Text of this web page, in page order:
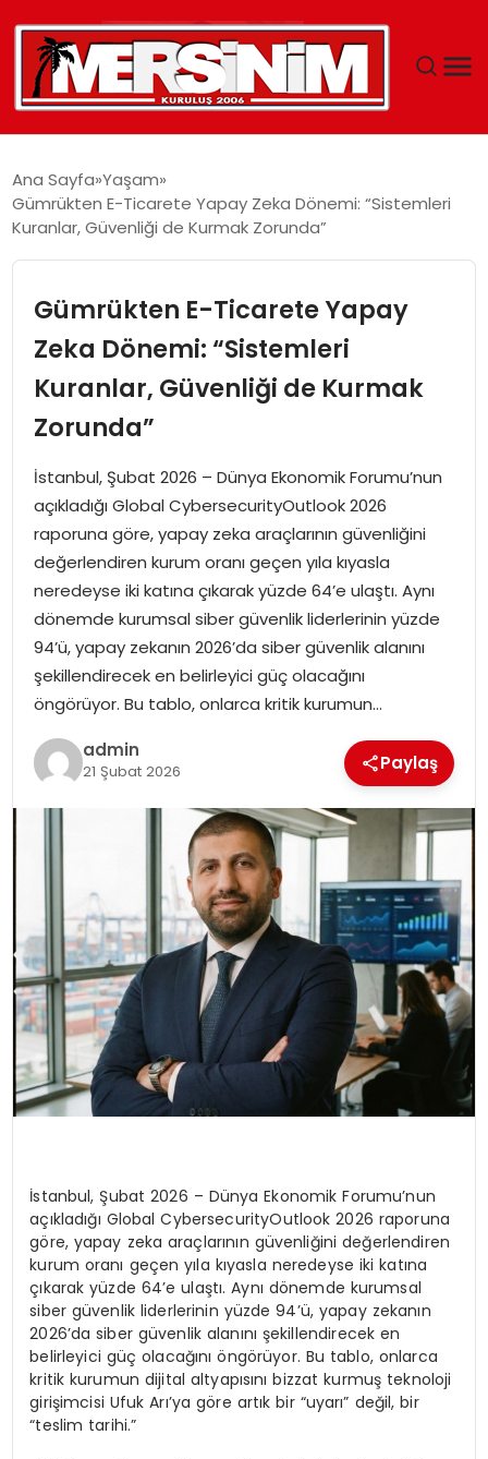
YAŞAM
EĞITIM
EKONOMI
MAGAZIN
DÜNYA
OTOMOBIL
Ana Sayfa Yaşam
Gümrükten E-Ticarete Yapay Zeka Dönemi: “Sistemleri
Kuranlar, Güvenliği de Kurmak Zorunda”
Gümrükten E-Ticarete Yapay
Zeka Dönemi: “Sistemleri
Kuranlar, Güvenliği de Kurmak
Zorunda”
İstanbul, Şubat 2026 – Dünya Ekonomik Forumu’nun
açıkladığı Global CybersecurityOutlook 2026
raporuna göre, yapay zeka araçlarının güvenliğini
değerlendiren kurum oranı geçen yıla kıyasla
neredeyse iki katına çıkarak yüzde 64’e ulaştı. Aynı
dönemde kurumsal siber güvenlik liderlerinin yüzde
94’ü, yapay zekanın 2026’da siber güvenlik alanını
şekillendirecek en belirleyici güç olacağını
öngörüyor. Bu tablo, onlarca kritik kurumun…
admin
21 Şubat 2026 Paylaş
İstanbul, Şubat 2026 – Dünya Ekonomik Forumu’nun
açıkladığı GlobalCybersecurityOutlook 2026 raporuna
göre, yapay zeka araçlarının güvenliğini değerlendiren
kurum oranı geçen yıla kıyasla neredeyse iki katına
çıkarak yüzde 64’e ulaştı. Aynı dönemde kurumsal
siber güvenlik liderlerinin yüzde 94’ü, yapay zekanın
2026’da siber güvenlik alanını şekillendirecek en
belirleyici güç olacağını öngörüyor. Bu tablo, onlarca
kritik kurumun dijital altyapısını bizzat kurmuş teknoloji
girişimcisi Ufuk Arı’ya göre artık bir “uyarı” değil, bir
“teslim tarihi.”